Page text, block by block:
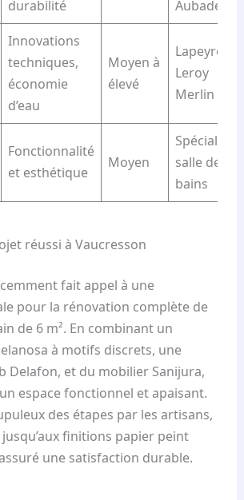
durabilité
Aubade
Innovations
techniques,
économie
d’eau
Moyen à
élevé
Lapeyre,
Leroy
Merlin
Fonctionnalité
et esthétique
Moyen
salle de
bains
réussi à Vaucresson
fait appel à une
pour la rénovation complète de
de 6 m². En combinant un
à motifs discrets, une
Delafon, et du mobilier Sanijura,
espace fonctionnel et apaisant.
des étapes par les artisans,
finitions papier peint
une satisfaction durable.